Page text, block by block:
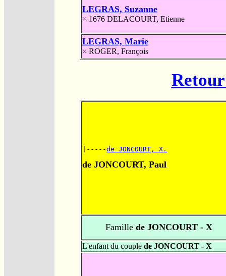
LEGRAS, Suzanne
× 1676 DELACOURT, Etienne
LEGRAS, Marie
× ROGER, François
|-----de JONCOURT, X.
de JONCOURT, Paul
Famillede JONCOURT - X
L'enfant du couple de JONCOURT - X